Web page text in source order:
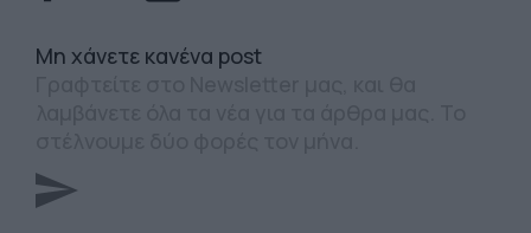
Mη χάνετε κανένα post